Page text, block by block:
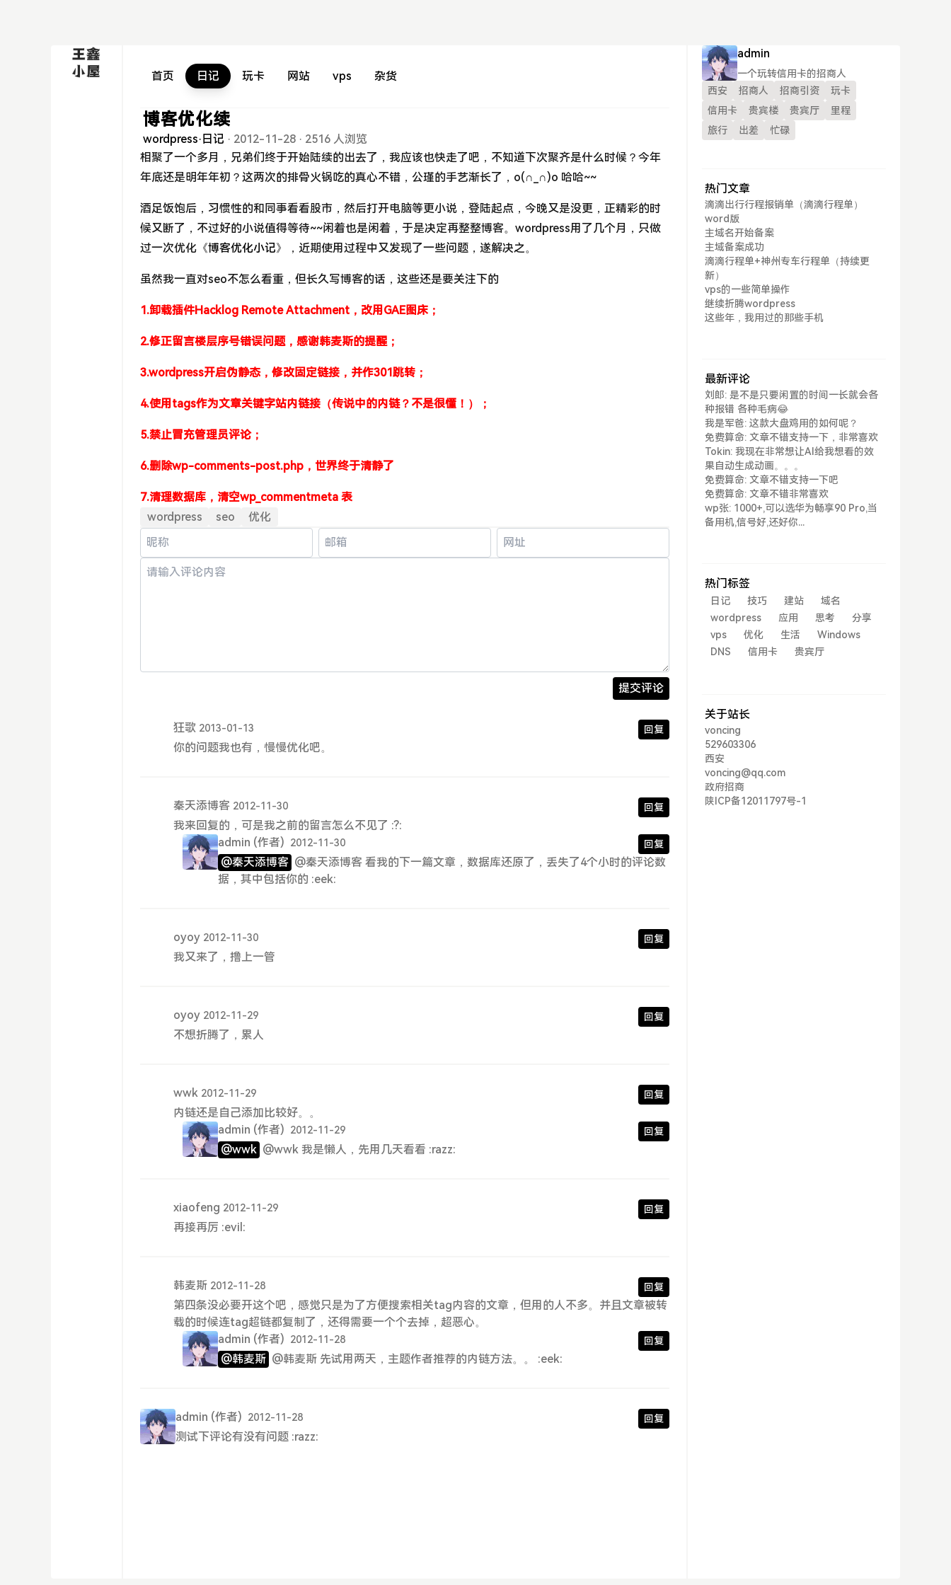
首页 日记 玩卡 网站 vps 杂货
博客优化续
wordpress· 日记 · 2012-11-28 · 2516 人浏览
相聚了一个多月，兄弟们终于开始陆续的出去了，我应该也快走了吧，不知道下次聚齐是什么时候？今年
年底还是明年年初？这两次的排骨火锅吃的真心不错，公瑾的手艺渐长了，o(∩_∩)o 哈哈~~
酒足饭饱后，习惯性的和同事看看股市，然后打开电脑等更小说，登陆起点，今晚又是没更，正精彩的时
候又断了，不过好的小说值得等待~~闲着也是闲着，于是决定再整整博客。wordpress用了几个月，只做
过一次优化 《博客优化小记》 ，近期使用过程中又发现了一些问题，遂解决之。
虽然我一直对seo不怎么看重，但长久写博客的话，这些还是要关注下的
1.卸载插件Hacklog Remote Attachment，改用GAE图床；
2.修正留言楼层序号错误问题，感谢韩麦斯的提醒；
3.wordpress开启伪静态，修改固定链接，并作301跳转；
4.使用tags作为文章关键字站内链接（传说中的内链？不是很懂！）；
5.禁止冒充管理员评论；
6.删除wp-comments-post.php，世界终于清静了
7.清理数据库，清空wp_commentmeta 表
wordpress
seo 优化
提交评论
狂歌 2013-01-13 回复
你的问题我也有，慢慢优化吧。
秦天添博客 2012-11-30 回复
我来回复的，可是我之前的留言怎么不见了 :?:
admin (作者) 2012-11-30 回复
@秦天添博客 @秦天添博客 看我的下一篇文章，数据库还原了，丢失了4个小时的评论数
据，其中包括你的 :eek:
oyoy 2012-11-30 回复
我又来了，撸上一管
oyoy 2012-11-29 回复
不想折腾了，累人
wwk 2012-11-29 回复
内链还是自己添加比较好。。
admin (作者) 2012-11-29 回复
@wwk @wwk 我是懒人，先用几天看看 :razz:
xiaofeng 2012-11-29 回复
再接再厉 :evil:
韩麦斯 2012-11-28 回复
第四条没必要开这个吧，感觉只是为了方便搜索相关tag内容的文章，但用的人不多。并且文章被转
载的时候连tag超链都复制了，还得需要一个个去掉，超恶心。
admin (作者) 2012-11-28 回复
@韩麦斯 @韩麦斯 先试用两天，主题作者推荐的内链方法。。 :eek:
admin (作者) 2012-11-28 回复
测试下评论有没有问题 :razz:
admin
一个玩转信用卡的招商人
西安
招商人 招商引资
玩卡
信用卡
贵宾楼 贵宾厅
里程
旅行
出差 忙碌
热门文章
滴滴出行行程报销单（滴滴行程单）
word版
主域名开始备案
主域备案成功
滴滴行程单+神州专车行程单（持续更
新）
vps的一些简单操作
继续折腾wordpress
这些年，我用过的那些手机
最新评论
刘郎: 是不是只要闲置的时间一长就会各
种报错 各种毛病😂
我是军爸: 这款大盘鸡用的如何呢？
免费算命: 文章不错支持一下，非常喜欢
Tokin: 我现在非常想让AI给我想看的效
果自动生成动画。。。
免费算命: 文章不错支持一下吧
免费算命: 文章不错非常喜欢
wp张: 1000+,可以选华为畅享90 Pro,当
备用机,信号好,还好你...
热门标签
日记 技巧 建站
域名
wordpress
应用 思考
分享
vps
优化 生活
Windows
DNS
信用卡 贵宾厅
关于站长
voncing
529603306
西安
voncing@qq.com
政府招商
陕ICP备12011797号-1